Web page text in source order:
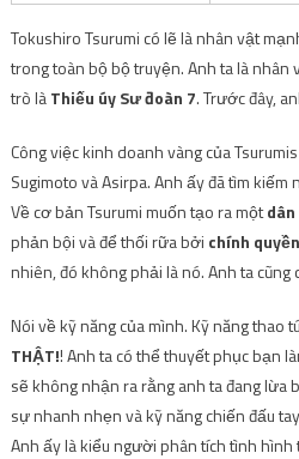
Tokushiro Tsurumi có lẽ là nhân vật
trong toàn bộ bộ truyện. Anh ta là nhân
trò làThiếu úy Sư đoàn 7. Trước đây,
Công việc kinh doanh vàng của
Sugimoto và Asirpa. Anh ấy đã tìm kiếm
Về cơ bản Tsurumi muốn tạo ra một
phản bội và để thối rữa bởi chính
nhiên, đó không phải là nó. Anh ta cũng
Nói về kỹ năng của mình. Kỹ năng thao
THẬT!! Anh ta có thể thuyết phục bạn
sẽ không nhận ra rằng anh ta đang lừa
sự nhanh nhẹn và kỹ năng chiến đấu
Anh ấy là kiểu người phân tích tình hình